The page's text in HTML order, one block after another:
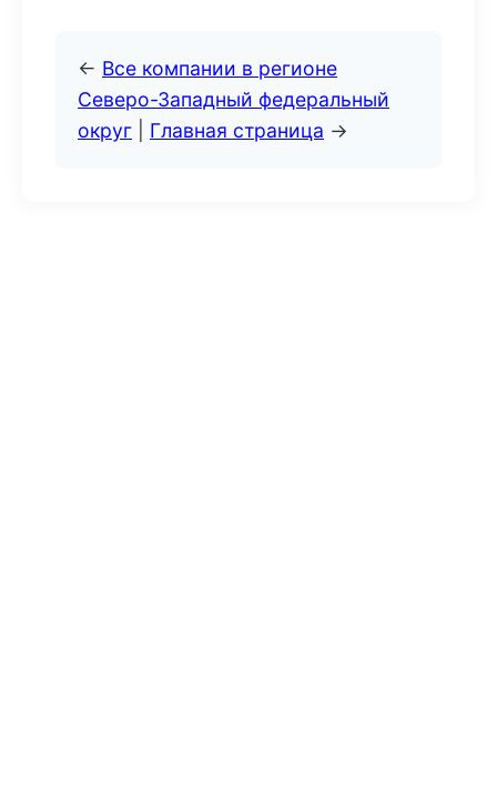
← Все компании в регионе
Северо-Западный федеральный
округ
Главная страница →